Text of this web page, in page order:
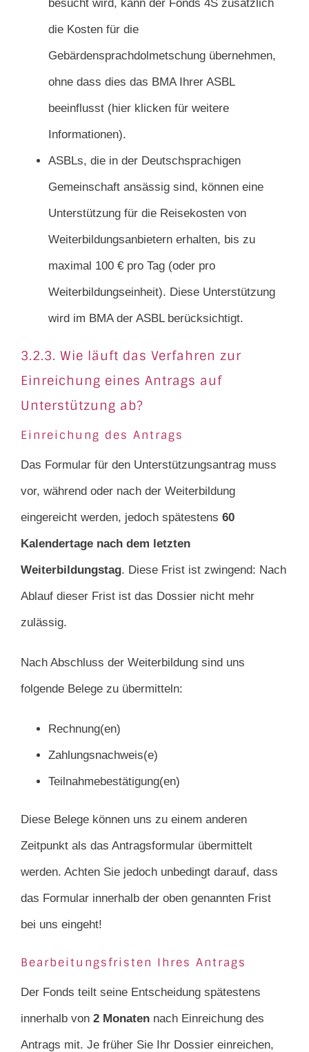
besucht wird, kann der Fonds 4S zusätzlich
die Kosten für die
Gebärdensprachdolmetschung übernehmen,
ohne dass dies das BMA Ihrer ASBL
beeinflusst (hier klicken für weitere
Informationen).
ASBLs, die in der Deutschsprachigen
Gemeinschaft ansässig sind, können eine
Unterstützung für die Reisekosten von
Weiterbildungsanbietern erhalten, bis zu
maximal 100 € pro Tag (oder pro
Weiterbildungseinheit). Diese Unterstützung
wird im BMA der ASBL berücksichtigt.
3.2.3. Wie läuft das Verfahren zur
Einreichung eines Antrags auf
Unterstützung ab?
Einreichung des Antrags
Das Formular für den Unterstützungsantrag muss
vor, während oder nach der Weiterbildung
eingereicht werden, jedoch spätestens 60
Kalendertage nach dem letzten
Weiterbildungstag. Diese Frist ist zwingend: Nach
Ablauf dieser Frist ist das Dossier nicht mehr
zulässig.
Nach Abschluss der Weiterbildung sind uns
folgende Belege zu übermitteln:
Rechnung(en)
Zahlungsnachweis(e)
Teilnahmebestätigung(en)
Diese Belege können uns zu einem anderen
Zeitpunkt als das Antragsformular übermittelt
werden. Achten Sie jedoch unbedingt darauf, dass
das Formular innerhalb der oben genannten Frist
bei uns eingeht!
Bearbeitungsfristen Ihres Antrags
Der Fonds teilt seine Entscheidung spätestens
innerhalb von 2 Monatennach Einreichung des
Antrags mit. Je früher Sie Ihr Dossier einreichen,